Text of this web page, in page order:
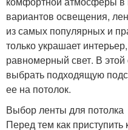
вариантов освещения,
из самых популярных и
только украшает
равномерный свет. В
выбрать подходящую
ее на потолок.
Выбор ленты для потолка
Перед тем как